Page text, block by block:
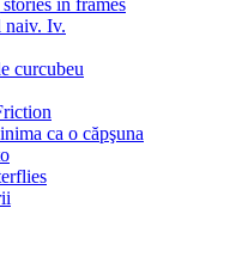
in frames
naiv. Iv.
curcubeu
ca o căpşuna